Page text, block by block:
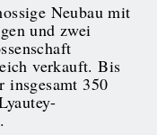
Neubau mit
und zwei
verkauft. Bis
insgesamt 350